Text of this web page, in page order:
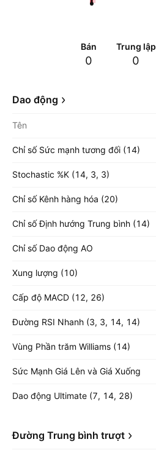
Bán
0
Trung lập
0
Dao động
Tên
Chỉ số Sức mạnh tương đối (14)
Stochastic %K (14, 3, 3)
Chỉ số Kênh hàng hóa (20)
Chỉ số Định hướng Trung bình (14)
Chỉ số Dao động AO
Xung lượng (10)
Cấp độ MACD (12, 26)
Đường RSI Nhanh (3, 3, 14, 14)
Vùng Phần trăm Williams (14)
Sức Mạnh Giá Lên và Giá Xuống
Dao động Ultimate (7, 14, 28)
Đường Trung bình trượt